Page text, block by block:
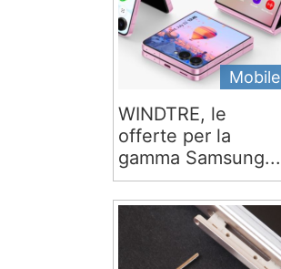
Mobile
WINDTRE, le
offerte per la
gamma Samsung...